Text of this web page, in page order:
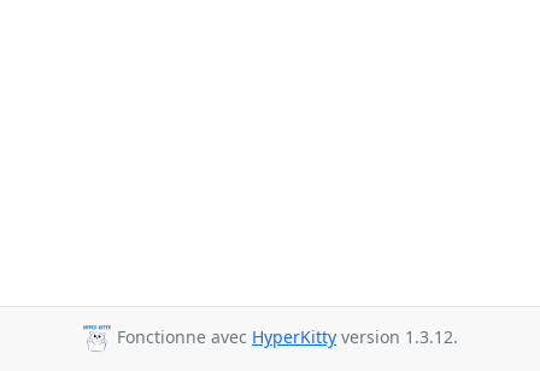
Fonctionne avec HyperKitty version 1.3.12.